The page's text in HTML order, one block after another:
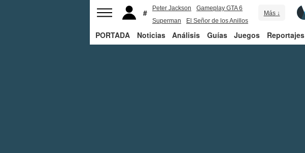
Peter Jackson
Gameplay GTA 6
Superman
El Señor de los Anillos
Más ↓
PORTADA Noticias Análisis Guías Juegos Reportajes